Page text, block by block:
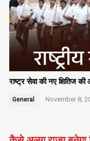
राष्ट्र सेवा की नए क्षितिज
General November 8,